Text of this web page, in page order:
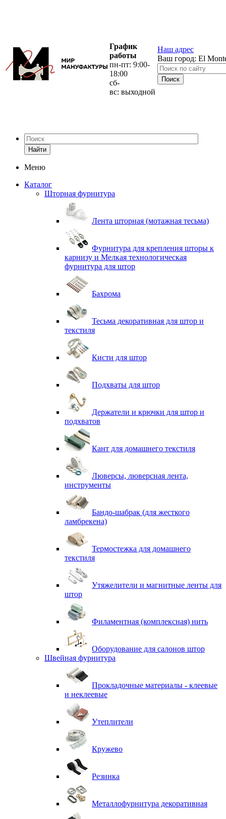
График
работы
пн-пт: 9:00-
18:00
сб-
вс: выходной
Наш адрес
Ваш город: El
Найти
Меню
Каталог
Шторная фурнитура
Лента шторная (мотажная тесьма)
Фурнитура для крепления шторы к
карнизу и Мелкая технологическая
фурнитура для штор
Бахрома
Тесьма декоративная для штор и
текстиля
Кисти для штор
Подхваты для штор
Держатели и крючки для штор и
подхватов
Кант для домашнего текстиля
Люверсы, люверсная лента,
инструменты
Бандо-шабрак (для жесткого
ламбрекена)
Термостежка для домашнего
текстиля
Утяжелители и магнитные ленты для
штор
Филаментная (комплексная) нить
Оборудование для салонов штор
Швейная фурнитура
Прокладочные материалы - клеевые
и неклеевые
Утеплители
Кружево
Резинка
Металлофурнитура декоративная